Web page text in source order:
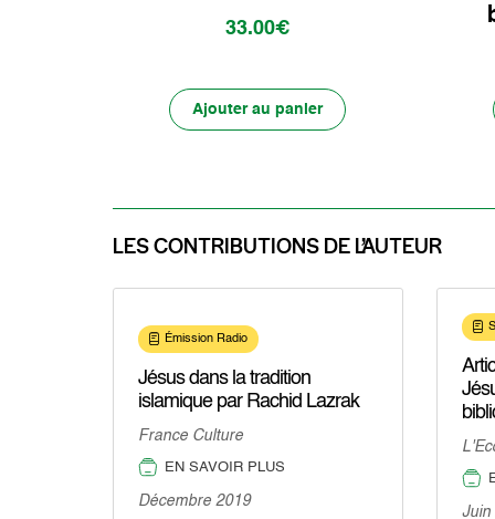
33.00€
Ajouter au panier
LES CONTRIBUTIONS DE L’AUTEUR
Émission Radio
Jésus dans la tradition
islamique par Rachid Lazrak
France Culture
EN SAVOIR PLUS
Décembre 2019
Juin